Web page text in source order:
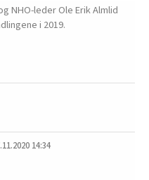
NHO-leder Ole Erik Almlid
i 2019.
14:34